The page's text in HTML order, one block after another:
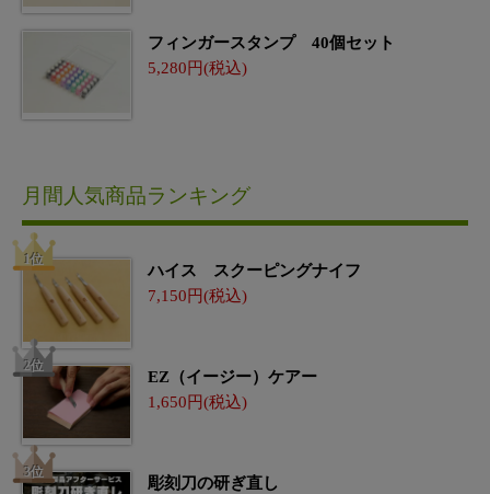
フィンガースタンプ 40個セット
5,280
月間人気商品ランキング
ハイス スクーピングナイフ
7,150
EZ（イージー）ケアー
1,650
彫刻刀の研ぎ直し